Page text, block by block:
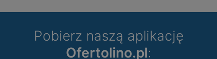
Pobierz naszą aplikację
Ofertolino.pl: